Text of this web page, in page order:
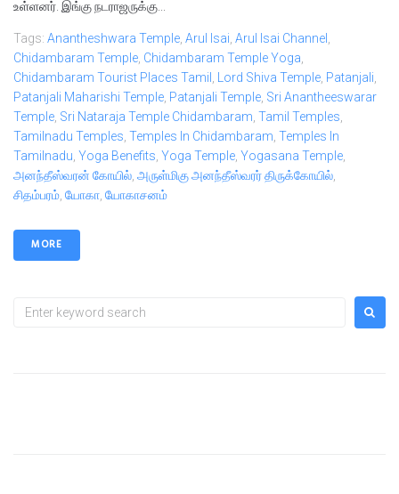
உள்ளனர். இங்கு நடராஜருக்கு...
Tags: Anantheshwara Temple, Arul Isai, Arul Isai Channel ,
Chidambaram Temple, Chidambaram Temple Yoga,
Chidambaram Tourist Places Tamil , Lord Shiva Temple, Patanjali,
Patanjali Maharishi Temple, Patanjali Temple, Sri Anantheeswarar
Temple, Sri Nataraja Temple Chidambaram, Tamil Temples,
Tamilnadu Temples, Temples In Chidambaram, Temples In
Tamilnadu, Yoga Benefits, Yoga Temple, Yogasana Temple,
அனந்தீஸ்வரன் கோயில், அருள்மிகு அனந்தீஸ்வரர் திருக்கோயில்,
சிதம்பரம், யோகா, யோகாசனம்
MORE